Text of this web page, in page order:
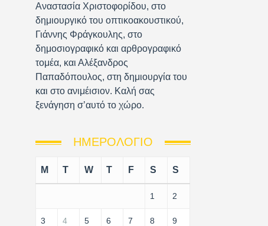
Αναστασία Χριστοφορίδου, στο
δημιουργικό του οπτικοακουστικού,
Γιάννης Φράγκουλης, στο
δημοσιογραφικό και αρθρογραφικό
τομέα, και Αλέξανδρος
Παπαδόπουλος, στη δημιουργία του
και στο ανιμέισιον. Καλή σας
ξενάγηση σ’αυτό το χώρο.
ΗΜΕΡΟΛΌΓΙΟ
M T W T F S S
1 2
3 4 5 6 7 8 9